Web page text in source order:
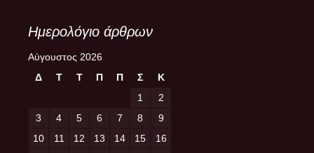
Ημερολόγιο άρθρων
Αύγουστος 2026
Δ
Τ Τ Π Π Σ
Κ
1
2
3
4 5 6 7 8
9
10
11 12 13 14 15 16